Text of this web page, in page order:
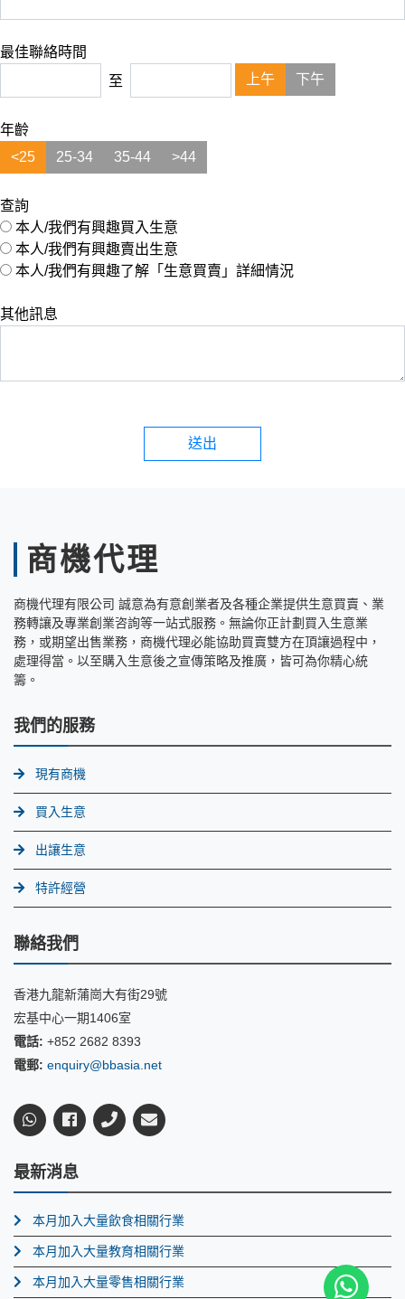
最佳聯絡時間
至
上午 下午
年齡
<25
25-34 35-44 >44
查詢
本人/我們有興趣買入生意
本人/我們有興趣賣出生意
本人/我們有興趣了解「生意買賣」詳細情況
其他訊息
送出
商機代理
商機代理有限公司 誠意為有意創業者及各種企業提供生意買賣、業
務轉讓及專業創業咨詢等一站式服務。無論你正計劃買入生意業
務，或期望出售業務，商機代理必能協助買賣雙方在頂讓過程中，
處理得當。以至購入生意後之宣傳策略及推廣，皆可為你精心統
籌。
我們的服務
現有商機
買入生意
出讓生意
特許經營
聯絡我們
香港九龍新蒲崗大有街29號
宏基中心一期1406室
電話: +852 2682 8393
電郵: enquiry@bbasia.net
最新消息
本月加入大量飲食相關行業
本月加入大量教育相關行業
本月加入大量零售相關行業